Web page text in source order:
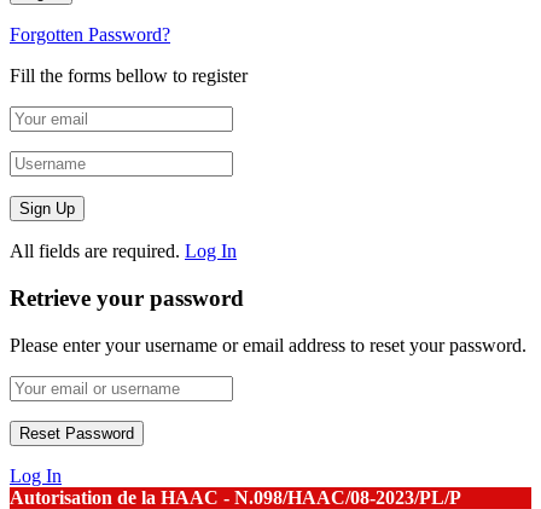
Forgotten Password?
Fill the forms bellow to register
All fields are required. Log In
Retrieve your password
Please enter your username or email address to reset your password.
Log In
Autorisation de la HAAC - N.098/HAAC/08-2023/PL/P